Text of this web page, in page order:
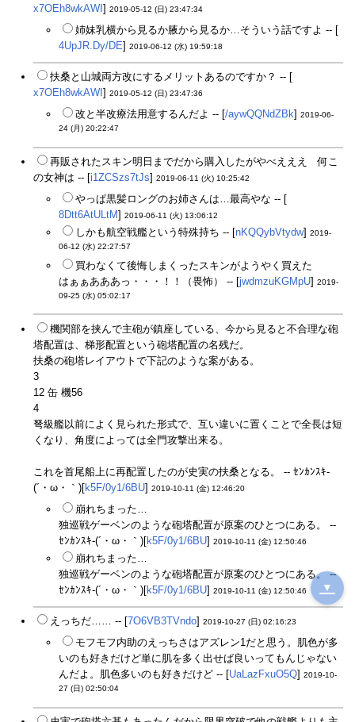
x7OEh8wkAWI ] 2019-05-12 (日) 23:47:34
姉妹乳横から見るか腋から見るか…そういう話ですよ -- [
4UpJR.Dy/DE] 2019-06-12 (水) 19:59:18
扶桑と山城両方改にするメリットあるのですか？ -- [
x7OEh8wkAWI ] 2019-05-12 (日) 23:47:36
改と半改療法用意するんだよ -- [/aywQQNdZBk] 2019-06-
24 (月) 20:22:47
再販されたスキン明日までだから購入したがやべえええ 何こ
の女神は -- [i1ZCSzs7tJs] 2019-06-11 (火) 10:25:42
やっぱ黒髪ロングのお姉さんは…最高やな -- [
8Dtt6AtULtM] 2019-06-11 (火) 13:06:12
しかも航空戦艦という特殊持ち -- [nKQQybVtydw] 2019-
06-12 (水) 22:27:57
買わなくて後悔しまくったスキンがようやく買えた
はぁぁあああっ・・・！！（畏怖） -- [jwdmzuKGMpU] 2019-
09-25 (水) 05:02:17
機関部を挟んで主砲が鎮座している、今から見ると不合理な砲
塔配置は、梯形配置という砲塔配置の名残だ。
扶桑の砲塔レイアウトで下記のような案がある。
3
12 缶 機56
4
弩級艦以前によく見られた形式で、互い違いに置くことで全長は短
くなり、角度によっては全門攻撃出来る。
これを首尾船上に再配置したのが史実の扶桑となる。 -- ｾﾝｶﾝｽｷ-
(´・ω・｀)[k5F/0y1/6BU] 2019-10-11 (金) 12:46:20
崩れちまった…
独巡戦ゲーベンのような砲塔配置が原案のひとつにある。 --
ｾﾝｶﾝｽｷ-(´・ω・｀)[k5F/0y1/6BU] 2019-10-11 (金) 12:50:46
崩れちまった…
独巡戦ゲーベンのような砲塔配置が原案のひとつにある。 --
ｾﾝｶﾝｽｷ-(´・ω・｀)[k5F/0y1/6BU] 2019-10-11 (金) 12:50:46
えっちだ…… -- [7O6VB3TVndo] 2019-10-27 (日) 02:16:23
モフモフ内助のえっちさはアズレン1だと思う。肌色が多
いのも好きだけど単に肌を多く出せば良いってもんじゃない
んだよ。肌色多いのも好きだけど -- [UaLazFxuO5Q] 2019-10-
27 (日) 02:50:04
▼